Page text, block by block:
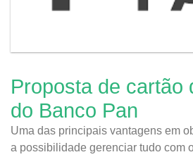
Proposta de cartão
do Banco Pan
Uma das principais vantagens em
a possibilidade gerenciar tudo com